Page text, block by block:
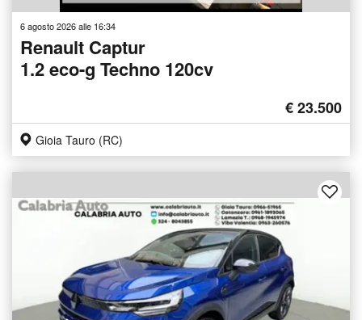
6 agosto 2026 alle 16:34
Renault Captur
1.2 eco-g Techno 120cv
€ 23.500
Gioia Tauro (RC)